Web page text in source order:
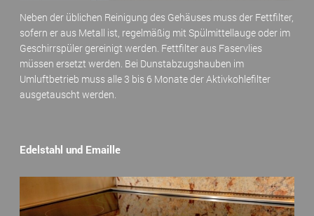
Neben der üblichen Reinigung des Gehäuses muss der Fettfilter,
sofern er aus Metall ist, regelmäßig mit Spülmittellauge oder im
Geschirrspüler gereinigt werden. Fettfilter aus Faservlies
müssen ersetzt werden. Bei Dunstabzugshauben im
Umluftbetrieb muss alle 3 bis 6 Monate der Aktivkohlefilter
ausgetauscht werden.
Edelstahl und Emaille